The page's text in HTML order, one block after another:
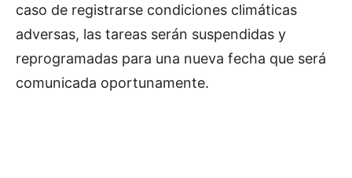
caso de registrarse condiciones climáticas
adversas, las tareas serán suspendidas y
reprogramadas para una nueva fecha que será
comunicada oportunamente.